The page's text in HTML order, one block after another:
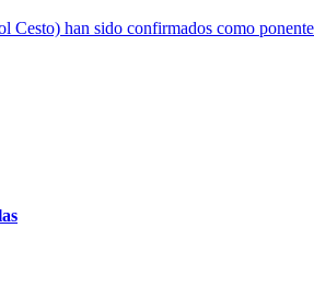
han sido confirmados como